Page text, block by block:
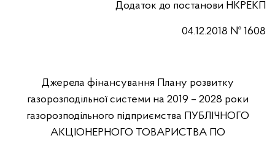
Додаток до постанови НКРЕКП
04.12.2018 № 1608
Джерела фінансування Плану розвитку
газорозподільної системи на 2019 – 2028 роки
газорозподільного підприємства ПУБЛІЧНОГО
АКЦІОНЕРНОГО ТОВАРИСТВА ПО